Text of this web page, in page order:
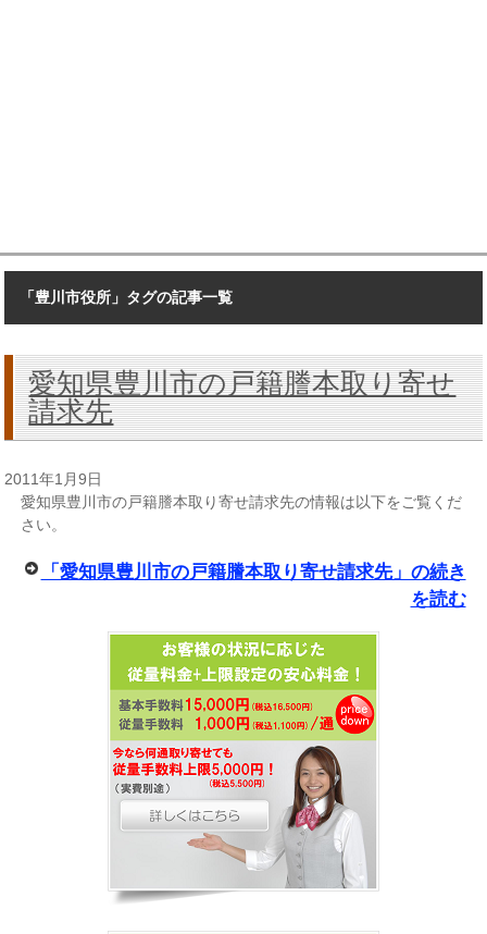
「豊川市役所」タグの記事一覧
愛知県豊川市の戸籍謄本取り寄せ
請求先
2011年1月9日
愛知県豊川市の戸籍謄本取り寄せ請求先の情報は以下をご覧くだ
さい。
「愛知県豊川市の戸籍謄本取り寄せ請求先」の続き
を読む